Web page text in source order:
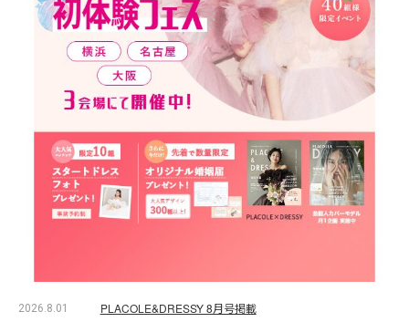
2026.8.01 PLACOLE&DRESSY 8月号掲載